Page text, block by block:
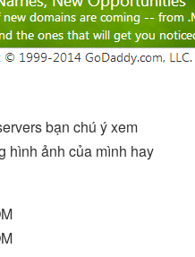
bạn chú ý xem
hình ảnh của mình hay